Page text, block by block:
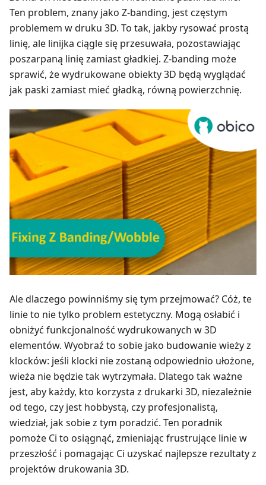
Ten problem, znany jako Z-banding, jest częstym
problemem w druku 3D. To tak, jakby rysować prostą
linię, ale linijka ciągle się przesuwała, pozostawiając
poszarpaną linię zamiast gładkiej. Z-banding może
sprawić, że wydrukowane obiekty 3D będą wyglądać
jak paski zamiast mieć gładką, równą powierzchnię.
Ale dlaczego powinniśmy się tym przejmować? Cóż, te
linie to nie tylko problem estetyczny. Mogą osłabić i
obniżyć funkcjonalność wydrukowanych w 3D
elementów. Wyobraź to sobie jako budowanie wieży z
klocków: jeśli klocki nie zostaną odpowiednio ułożone,
wieża nie będzie tak wytrzymała. Dlatego tak ważne
jest, aby każdy, kto korzysta z drukarki 3D, niezależnie
od tego, czy jest hobbystą, czy profesjonalistą,
wiedział, jak sobie z tym poradzić. Ten poradnik
pomoże Ci to osiągnąć, zmieniając frustrujące linie w
przeszłość i pomagając Ci uzyskać najlepsze rezultaty z
projektów drukowania 3D.